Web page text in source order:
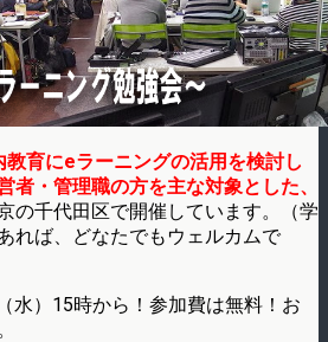
育にeラーニングの活用を検討し
者・管理職の方を主な対象とした、
の千代田区で開催しています。（学
れば、どなたでもウェルカムで
水）15時から！参加費は無料！お